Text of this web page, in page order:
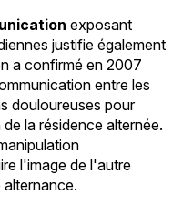
exposant
justifie également
a confirmé en 2007
entre les
douloureuses pour
la résidence alternée.
l'image de l'autre